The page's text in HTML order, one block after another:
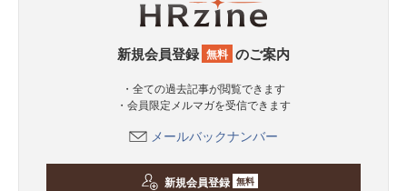
新規会員登録 無料 のご案内
・全ての過去記事が閲覧できます
・会員限定メルマガを受信できます
メールバックナンバー
新規会員登録 無料